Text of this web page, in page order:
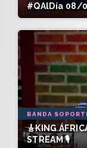
#QAlDía 08/
BANDA
🎸KING
STREAM 🎙️